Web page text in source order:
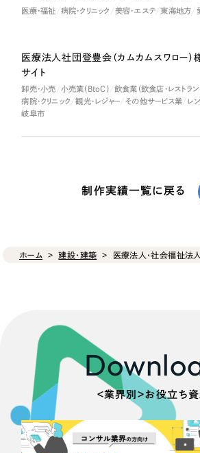
医療・福祉 病院・クリニック 美容・エステ 東海地方
医療法人社団登豊会（カムカムスワロー）
サイト
卸売・小売 小売業（BtoC） 飲食業（飲食店・レストラン
病院・クリニック
観光・レジャー その他サービス業 レ
岐阜市
制作実績一覧に戻る
ホーム 建設・建築 医療法人・社会福祉法
＜業界別＞お役立ち